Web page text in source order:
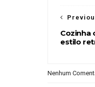
Cozinha
estilo
Nenhum